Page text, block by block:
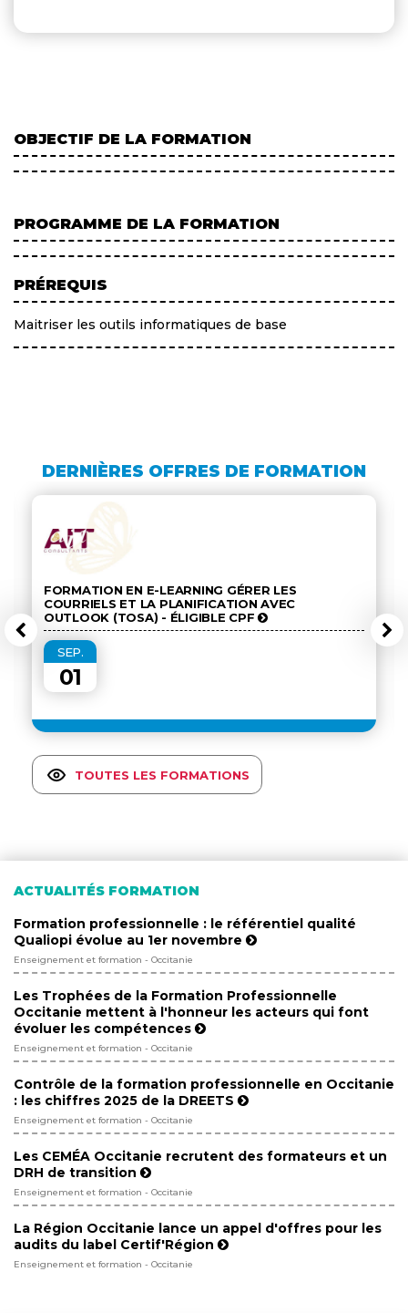
OBJECTIF DE LA FORMATION
PROGRAMME DE LA FORMATION
PRÉREQUIS
Maitriser les outils informatiques de base
DERNIÈRES OFFRES DE FORMATION
FORMATION EN E-LEARNING GÉRER LES
COURRIELS ET LA PLANIFICATION AVEC
OUTLOOK (TOSA) - ÉLIGIBLE CPF
SEP.
01
TOUTES LES FORMATIONS
ACTUALITÉS FORMATION
Formation professionnelle : le référentiel qualité
Qualiopi évolue au 1er novembre
Enseignement et formation - Occitanie
Les Trophées de la Formation Professionnelle
Occitanie mettent à l'honneur les acteurs qui font
évoluer les compétences
Enseignement et formation - Occitanie
Contrôle de la formation professionnelle en Occitanie
: les chiffres 2025 de la DREETS
Enseignement et formation - Occitanie
Les CEMÉA Occitanie recrutent des formateurs et un
DRH de transition
Enseignement et formation - Occitanie
La Région Occitanie lance un appel d'offres pour les
audits du label Certif'Région
Enseignement et formation - Occitanie